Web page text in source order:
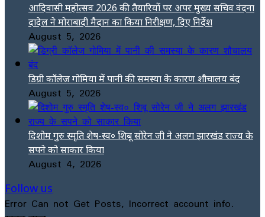
आदिवासी महोत्सव 2026 की तैयारियों पर अपर मुख्य सचिव वंदना
दादेल ने मोराबादी मैदान का किया निरीक्षण, दिए निर्देश
August 5, 2026
डिग्री कॉलेज गोमिया में पानी की समस्या के कारण शौचालय बंद
August 5, 2026
दिशोम गुरु स्मृति शेष-स्व० शिबू सोरेन जी ने अलग झारखंड राज्य के
सपने को साकार किया
August 4, 2026
Follow us
Error Can not Get Posts, Incorrect account info.